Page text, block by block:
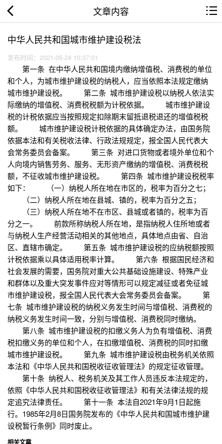
文章内容
中华人民共和国城市维护建设税法
发布时间：2021-05-24 10:37:01
第一条 在中华人民共和国境内缴纳增值税、消费税的单位
和个人，为城市维护建设税的纳税人，应当依照本法规定缴纳
城市维护建设税。 第二条 城市维护建设税以纳税人依法实
际缴纳的增值税、消费税税额为计税依据。 城市维护建设
税的计税依据应当按照规定扣除期末留抵退税退还的增值税税
额。 城市维护建设税计税依据的具体确定办法，由国务院
依据本法和有关税收法律、行政法规规定，报全国人民代表大
会常务委员会备案。 第三条 对进口货物或者境外单位和个
人向境内销售劳务、服务、无形资产缴纳的增值税、消费税税
额，不征收城市维护建设税。 第四条 城市维护建设税税率
如下： （一）纳税人所在地在市区的，税率为百分之七；
（二）纳税人所在地在县城、镇的，税率为百分之五；
（三）纳税人所在地不在市区、县城或者镇的，税率为百
分之一。 前款所称纳税人所在地，是指纳税人住所地或者
与纳税人生产经营活动相关的其他地点，具体地点由省、自治
区、直辖市确定。 第五条 城市维护建设税的应纳税额按照
计税依据乘以具体适用税率计算。 第六条 根据国民经济和
社会发展的需要，国务院对重大公共基础设施建设、特殊产业
和群体以及重大突发事件应对等情形可以规定减征或者免征城
市维护建设税，报全国人民代表大会常务委员会备案。 第
七条 城市维护建设税的纳税义务发生时间与增值税、消费税的
纳税义务发生时间一致，分别与增值税、消费税同时缴纳。
第八条 城市维护建设税的扣缴义务人为负有增值税、消费
税扣缴义务的单位和个人，在扣缴增值税、消费税的同时扣缴
城市维护建设税。 第九条 城市维护建设税由税务机关依照
本法和《中华人民共和国税收征收管理法》的规定征收管理。
第十条 纳税人、税务机关及其工作人员违反本法规定的，
依照《中华人民共和国税收征收管理法》和有关法律法规的规
定追究法律责任。 第十一条 本法自2021年9月1日起施
行。1985年2月8日国务院发布的《中华人民共和国城市维护建
设税暂行条例》同时废止。
相关文章